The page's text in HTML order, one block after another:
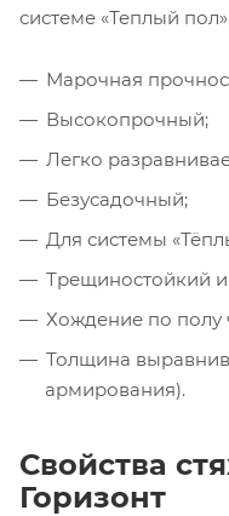
системе «Теплый
Марочная
Высокопрочный;
Легко
Безусадочный;
Для системы
Трещиностойкий
Хождение по полу
Толщина
армирования).
Свойства
Горизонт